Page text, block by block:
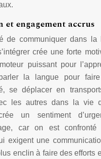
engagement accrus
de communiquer dans
crée une forte
puissant pour
la langue pour
se déplacer en
les autres dans la vie
un sentiment
car on est
exigent une
enclin à faire des efforts